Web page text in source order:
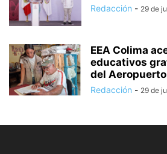
Redacción - 29 de
EEA Colima
educativos
del
Redacción - 29 de